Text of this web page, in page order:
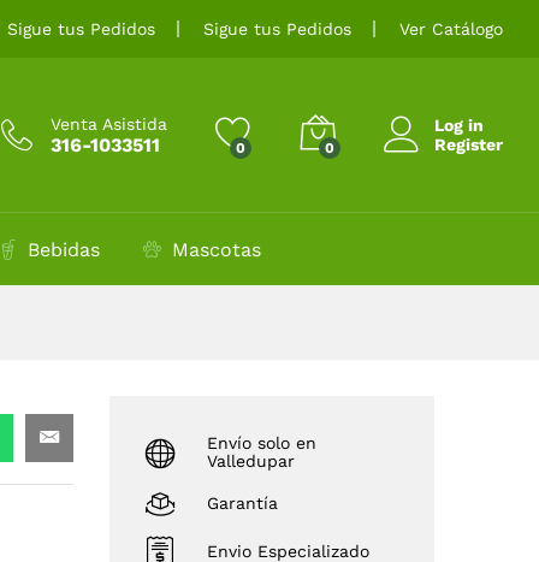
Sigue tus Pedidos Sigue tus Pedidos Ver Catálogo
Venta Asistida
316-1033511 0 0
Log in
Register
Bebidas Mascotas
Envío solo en
Valledupar
Garantía
Envio Especializado
$6.300 Añadir al carrito